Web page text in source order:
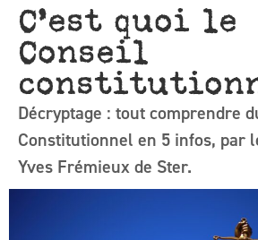
C’est quoi le
Conseil
Décryptage : tout comprendre
Constitutionnel en 5 infos, par
Yves Frémieux de Ster.